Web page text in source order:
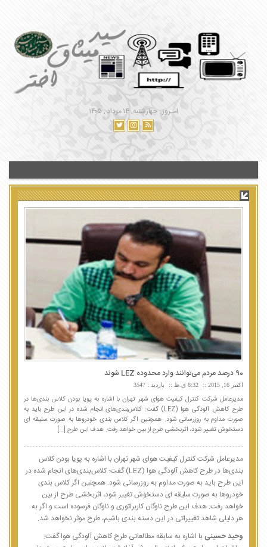
امـروز : چهارشنبه, ۱۴ مرداد , ۱۴۰۵
90 درصد مردم می‌توانند وارد محدوده LEZ شوند
اکتبر 16, 2015 8:32 ق.ظ بازدید : 3547
مدیرعامل شرکت کنترل کیفیت هوای شهر تهران با اشاره به پویا بودن کلاس بندی‌ها در
طرح کاهش آلودگی هوا (LEZ) گفت: کلاس‌بندی‌های انجام شده در این طرح باید به
صورت مداوم به روزرسانی شود. همچنین اگر کلاس بندی خودروها به صورت سلیقه ای
دستخوش تغییر شود، اثربخشی طرح از بین خواهد رفت. هدف این طرح […]
مدیرعامل شرکت کنترل کیفیت هوای شهر تهران با اشاره به پویا بودن کلاس
بندی‌ها در طرح کاهش آلودگی هوا (LEZ) گفت: کلاس‌بندی‌های انجام شده در
این طرح باید به صورت مداوم به روزرسانی شود. همچنین اگر کلاس بندی
خودروها به صورت سلیقه ای دستخوش تغییر شود، اثربخشی طرح از بین
خواهد رفت. هدف این طرح ناوگان کاربراتوری و ناوگان فرسوده است و اگر به
هر دلیلی شاهد تغییراتی در این دسته بندی باشیم، طرح موثر نخواهد شد.
وحید حسینیبا اشاره به سابقه مطالعاتی طرح کاهش آلودگی هوا گفت: